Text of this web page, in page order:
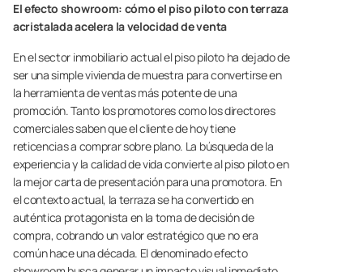
El efecto showroom: cómo el piso piloto con terraza
acristalada acelera la velocidad de venta
En el sector inmobiliario actual el piso piloto ha dejado de
ser una simple vivienda de muestra para convertirse en
la herramienta de ventas más potente de una
promoción. Tanto los promotores como los directores
comerciales saben que el cliente de hoy tiene
reticencias a comprar sobre plano. La búsqueda de la
experiencia y la calidad de vida convierte al piso piloto en
la mejor carta de presentación para una promotora. En
el contexto actual, la terraza se ha convertido en
auténtica protagonista en la toma de decisión de
compra, cobrando un valor estratégico que no era
común hace una década. El denominado efecto